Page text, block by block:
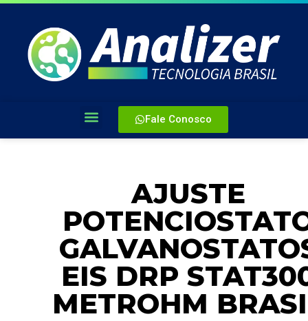
Fale Conosco
AJUSTE
EIS DRP
METROHM